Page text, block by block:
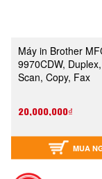
Máy in Brother
9970CDW,
Scan, Copy, Fax
20,000,000₫
MUA